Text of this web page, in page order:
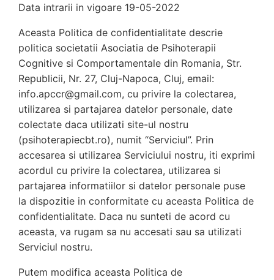
Data intrarii in vigoare 19-05-2022
Aceasta Politica de confidentialitate descrie
politica societatii Asociatia de Psihoterapii
Cognitive si Comportamentale din Romania, Str.
Republicii, Nr. 27, Cluj-Napoca, Cluj, email:
info.apccr@gmail.com, cu privire la colectarea,
utilizarea si partajarea datelor personale, date
colectate daca utilizati site-ul nostru
(psihoterapiecbt.ro), numit “Serviciul”. Prin
accesarea si utilizarea Serviciului nostru, iti exprimi
acordul cu privire la colectarea, utilizarea si
partajarea informatiilor si datelor personale puse
la dispozitie in conformitate cu aceasta Politica de
confidentialitate. Daca nu sunteti de acord cu
aceasta, va rugam sa nu accesati sau sa utilizati
Serviciul nostru.
Putem modifica aceasta Politica de